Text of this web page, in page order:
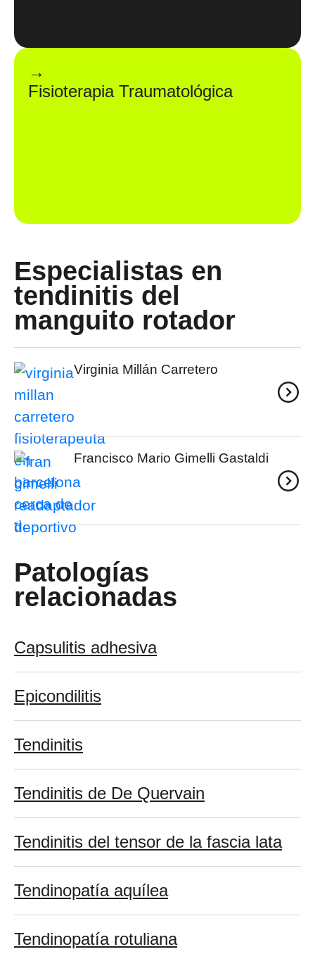
→
Fisioterapia Traumatológica
Especialistas en
tendinitis del
manguito rotador
Virginia Millán Carretero
Francisco Mario Gimelli Gastaldi
Patologías
relacionadas
Capsulitis adhesiva
Epicondilitis
Tendinitis
Tendinitis de De Quervain
Tendinitis del tensor de la fascia lata
Tendinopatía aquílea
Tendinopatía rotuliana